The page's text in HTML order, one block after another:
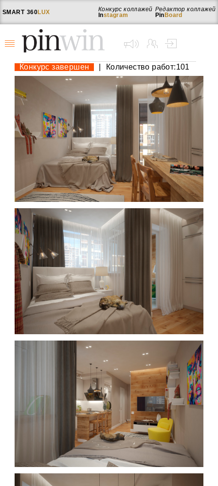
SMART 360LUX
Редактор коллажей
Pin Board
Конкурс коллажей
Instagram
Конкурс завершен Количество работ:101